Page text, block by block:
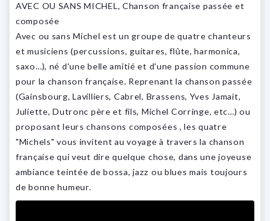
AVEC OU SANS MICHEL, Chanson française passée et
composée
Avec ou sans Michel est un groupe de quatre chanteurs
et musiciens (percussions, guitares, flûte, harmonica,
saxo…), né d'une belle amitié et d'une passion commune
pour la chanson française. Reprenant la chanson passée
(Gainsbourg, Lavilliers, Cabrel, Brassens, Yves Jamait,
Juliette, Dutronc père et fils, Michel Corringe, etc…) ou
proposant leurs chansons composées , les quatre
"Michels" vous invitent au voyage à travers la chanson
française qui veut dire quelque chose, dans une joyeuse
ambiance teintée de bossa, jazz ou blues mais toujours
de bonne humeur.